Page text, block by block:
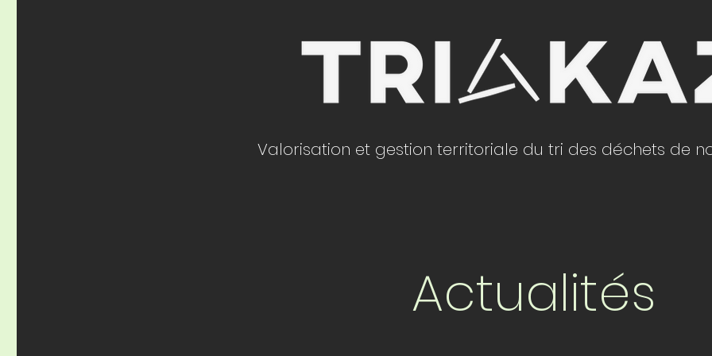
Valorisation et gestion territoriale du tri des déchets de
Actualités